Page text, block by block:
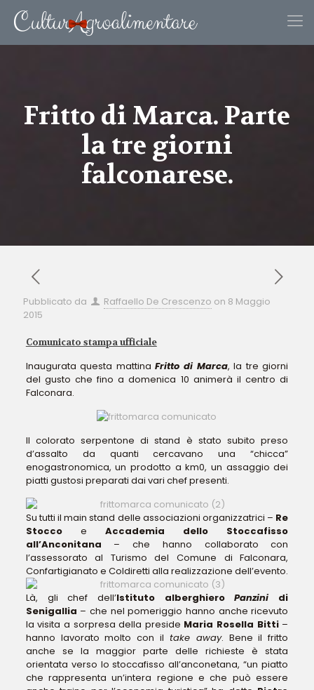
Fritto di Marca. Parte
la tre giorni
falconarese.
Pubblicato da Raffaello De Crescenzo on 8 Maggio
2015
Comunicato stampa ufficiale
Inaugurata questa mattinaFritto di Marca, la tre giorni
del gusto che fino a domenica 10 animerà il centro di
Falconara.
Il colorato serpentone di stand è stato subito preso
d’assalto da quanti cercavano una “chicca”
enogastronomica, un prodotto a km0, un assaggio dei
piatti gustosi preparati dai vari chef presenti.
Su tutti il main stand delle associazioni organizzatrici – Re
Stoccoe Accademia dello Stoccafisso
all’Anconitana – che hanno collaborato con
l’assessorato al Turismo del Comune di Falconara,
Confartigianato e Coldiretti alla realizzazione dell’evento.
Là, gli chef dell’Istituto alberghieroPanzinidi
Senigallia – che nel pomeriggio hanno anche ricevuto
la visita a sorpresa della preside Maria Rosella Bitti–
hanno lavorato molto con il take away. Bene il fritto
anche se la maggior parte delle richieste è stata
orientata verso lo stoccafisso all’anconetana, “un piatto
che rappresenta un’intera regione e che può essere